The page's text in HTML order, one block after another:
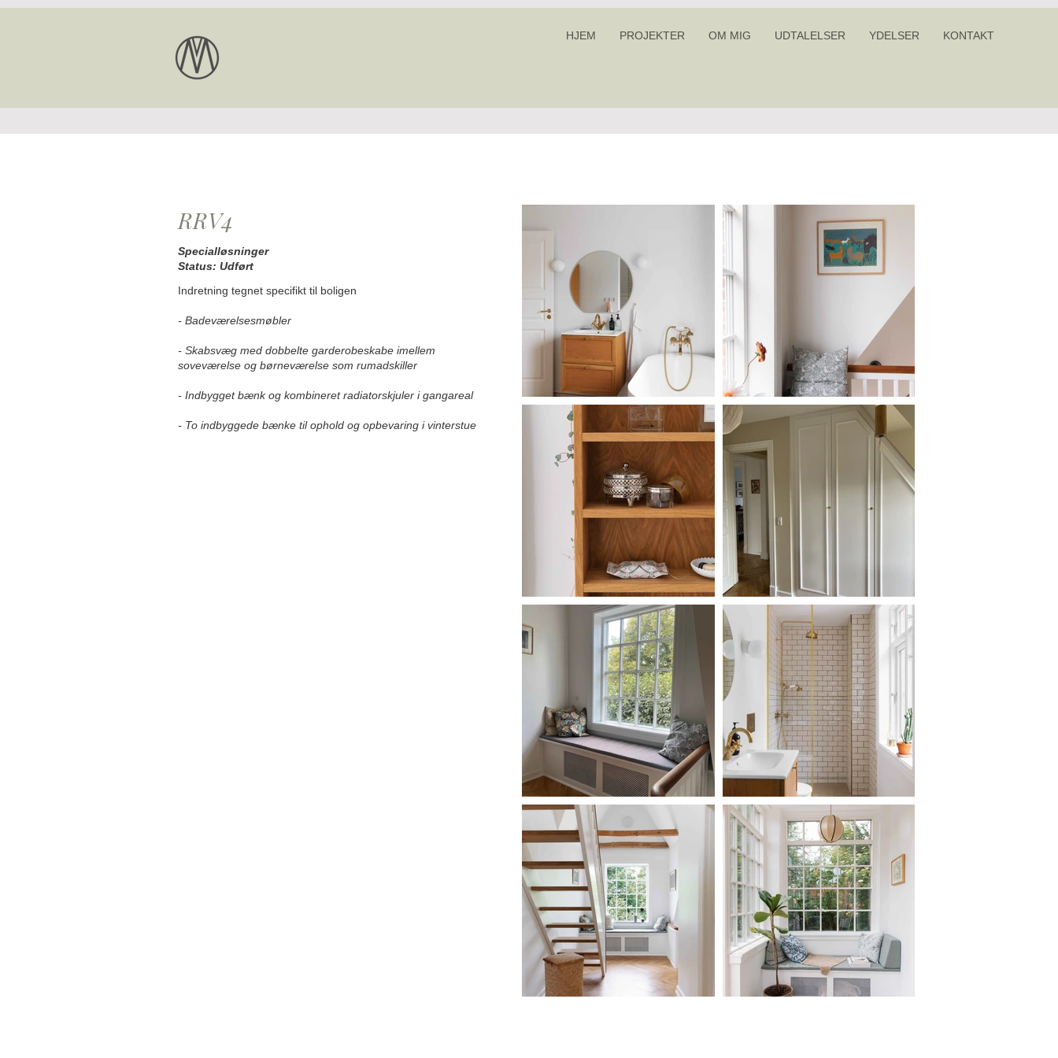
HJEM PROJEKTER OM MIG UDTALELSER YDELSER KONTAKT
Indretning tegnet specifikt til boligen
- Badeværelsesmøbler
- Skabsvæg med dobbelte garderobeskabe imellem
soveværelse og børneværelse som rumadskiller
- Indbygget bænk og kombineret radiatorskjuler i gangareal
- To indbyggede bænke til ophold og opbevaring i vinterstue
Specialløsninger
Status: Udført
RRV4